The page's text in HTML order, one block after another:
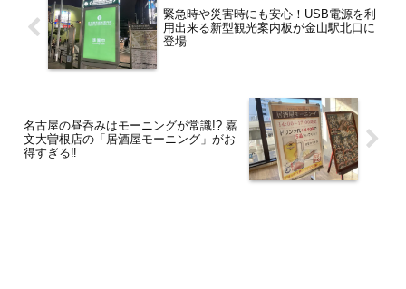
緊急時や災害時にも安心！USB電源を利
用出来る新型観光案内板が金山駅北口に
登場
名古屋の昼呑みはモーニングが常識!? 嘉
文大曽根店の「居酒屋モーニング」がお
得すぎる‼︎